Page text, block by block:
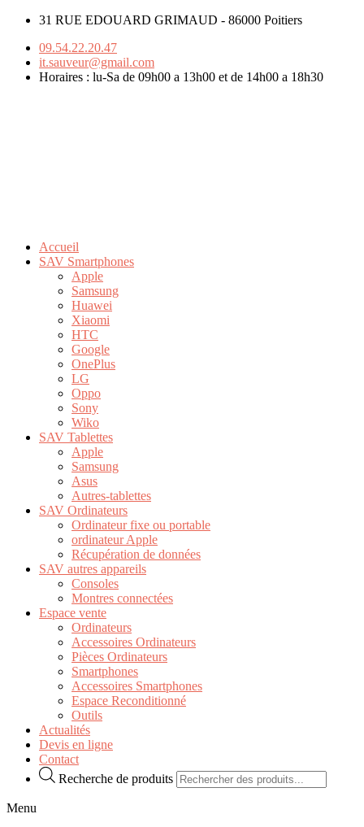
31 RUE EDOUARD GRIMAUD - 86000 Poitiers
09.54.22.20.47
it.sauveur@gmail.com
Horaires : lu-Sa de 09h00 a 13h00 et de 14h00 a 18h30
Accueil
SAV Smartphones
Apple
Samsung
Huawei
Xiaomi
HTC
Google
OnePlus
LG
Oppo
Sony
Wiko
SAV Tablettes
Apple
Samsung
Asus
Autres-tablettes
SAV Ordinateurs
Ordinateur fixe ou portable
ordinateur Apple
Récupération de données
SAV autres appareils
Consoles
Montres connectées
Espace vente
Ordinateurs
Accessoires Ordinateurs
Pièces Ordinateurs
Smartphones
Accessoires Smartphones
Espace Reconditionné
Outils
Actualités
Devis en ligne
Contact
Recherche de produits
Menu